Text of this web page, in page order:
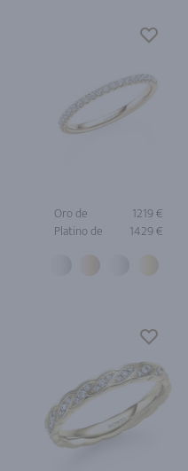
Oro de
1219 €
Platino de
1429 €